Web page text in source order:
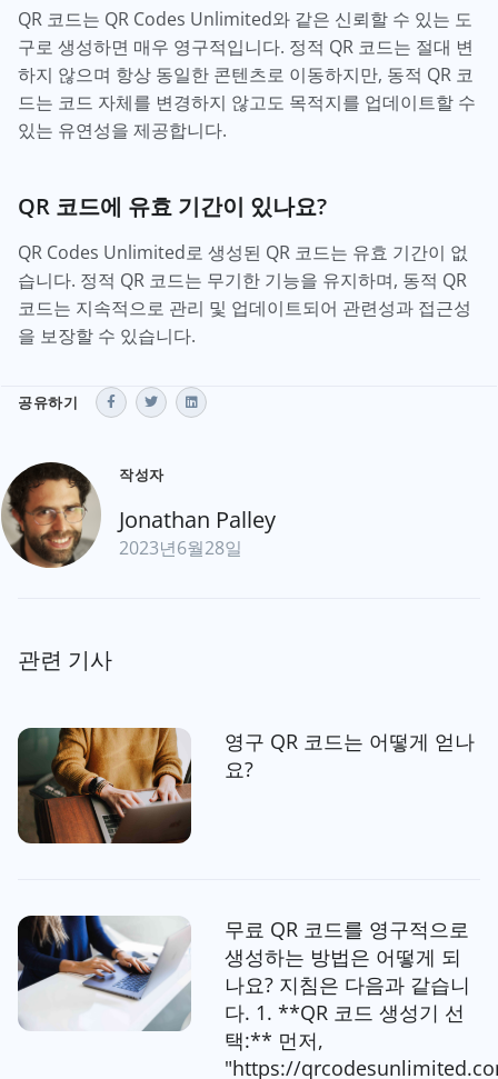
QR 코드는 QR Codes Unlimited와 같은 신뢰할 수 있는 도
구로 생성하면 매우 영구적입니다. 정적 QR 코드는 절대 변
하지 않으며 항상 동일한 콘텐츠로 이동하지만, 동적 QR 코
드는 코드 자체를 변경하지 않고도 목적지를 업데이트할 수
있는 유연성을 제공합니다.
QR 코드에 유효 기간이 있나요?
QR Codes Unlimited로 생성된 QR 코드는 유효 기간이 없
습니다. 정적 QR 코드는 무기한 기능을 유지하며, 동적 QR
코드는 지속적으로 관리 및 업데이트되어 관련성과 접근성
을 보장할 수 있습니다.
공유하기
작성자
Jonathan Palley
2023년6월28일
관련 기사
영구 QR 코드는 어떻게 얻나
요?
무료 QR 코드를 영구적으로
생성하는 방법은 어떻게 되
나요? 지침은 다음과 같습니
다. 1. **QR 코드 생성기 선
택:** 먼저,
"https://